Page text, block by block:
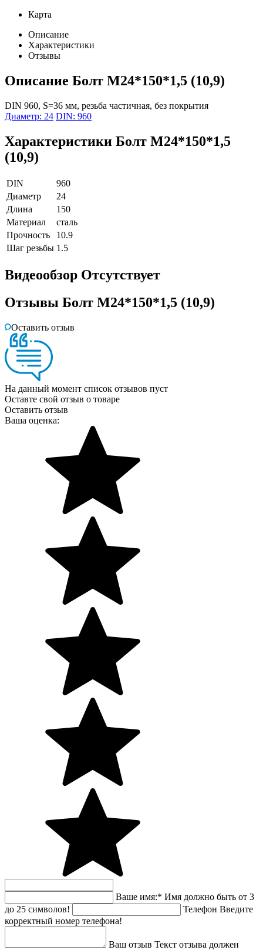
Карта
Описание
Характеристики
Отзывы
Описание Болт М24*150*1,5 (10,9)
DIN 960, S=36 мм, резьба частичная, без покрытия
Диаметр: 24 DIN: 960
Характеристики Болт М24*150*1,5
(10,9)
DIN
960
Диаметр
24
Длина
150
Материал
сталь
Прочность
10.9
Шаг резьбы 1.5
Видеообзор Отсутствует
Отзывы Болт М24*150*1,5 (10,9)
Оставить отзыв
На данный момент список отзывов пуст
Оставте свой отзыв о товаре
Оставить отзыв
Ваша оценка:
Ваше имя:* Имя должно быть от 3
до 25 символов!
Телефон Введите
корректный номер телефона!
Ваш отзыв Текст отзыва должен